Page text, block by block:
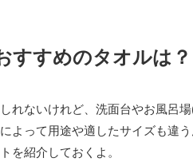
すすめのタオルは？
れないけれど、洗面台やお風呂
よって用途や適したサイズも違
を紹介しておくよ。